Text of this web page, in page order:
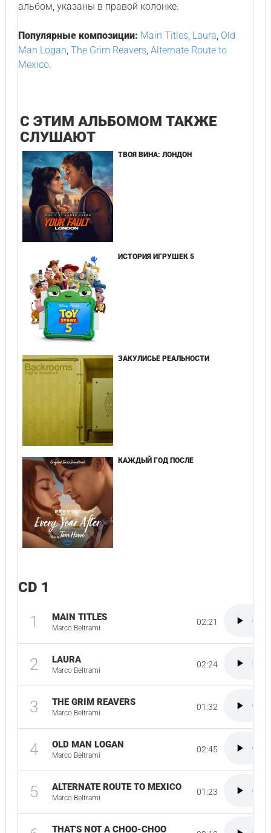
альбом, указаны в правой колонке.
Популярные композиции: Main Titles, Laura, Old
Man Logan, The Grim Reavers, Alternate Route to
Mexico.
С ЭТИМ АЛЬБОМОМ ТАКЖЕ
СЛУШАЮТ
ТВОЯ ВИНА: ЛОНДОН
ИСТОРИЯ ИГРУШЕК 5
ЗАКУЛИСЬЕ РЕАЛЬНОСТИ
КАЖДЫЙ ГОД ПОСЛЕ
CD 1
1 MAIN TITLES
Marco Beltrami
02:21
2 LAURA
Marco Beltrami
02:24
3 THE GRIM REAVERS
Marco Beltrami
01:32
4 OLD MAN LOGAN
Marco Beltrami
02:45
5 ALTERNATE ROUTE TO MEXICO
Marco Beltrami
01:23
THAT'S NOT A CHOO-CHOO